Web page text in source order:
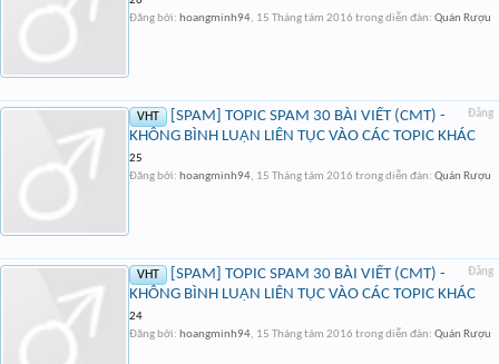
Đăng bởi: hoangminh94, 15 Tháng tám 2016 trong diễn đàn: Quán Rượu
Đăng
VHT
[SPAM] TOPIC SPAM 30 BÀI VIẾT (CMT) -
KHÔNG BÌNH LUẬN LIÊN TỤC VÀO CÁC TOPIC KHÁC
25
Đăng bởi: hoangminh94, 15 Tháng tám 2016 trong diễn đàn: Quán Rượu
Đăng
VHT
[SPAM] TOPIC SPAM 30 BÀI VIẾT (CMT) -
KHÔNG BÌNH LUẬN LIÊN TỤC VÀO CÁC TOPIC KHÁC
24
Đăng bởi: hoangminh94, 15 Tháng tám 2016 trong diễn đàn: Quán Rượu